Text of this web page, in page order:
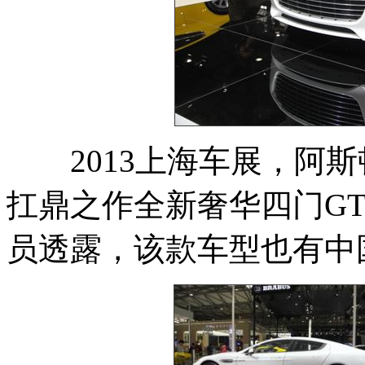
2013上海车展，阿斯
扛鼎之作全新奢华四门
员透露，该款车型也有